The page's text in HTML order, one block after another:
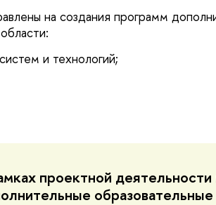
на создания программ
и технологий;
проектной